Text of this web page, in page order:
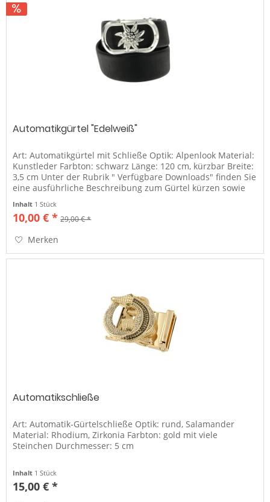
Automatikgürtel "Edelweiß"
Art: Automatikgürtel mit Schließe Optik: Alpenlook Material:
Kunstleder Farbton: schwarz Länge: 120 cm, kürzbar Breite:
3,5 cm Unter der Rubrik " Verfügbare Downloads" finden Sie
eine ausführliche Beschreibung zum Gürtel kürzen sowie
Inhalt 1 Stück
10,00 € * 29,00 € *
Merken
Automatikschließe
Art: Automatik-Gürtelschließe Optik: rund, Salamander
Material: Rhodium, Zirkonia Farbton: gold mit viele
Steinchen Durchmesser: 5 cm
Inhalt 1 Stück
15,00 € *